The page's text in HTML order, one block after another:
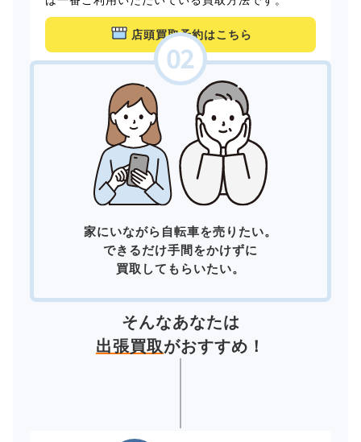
店頭買取予約はこちら
家にいながら自転車を売りたい。
できるだけ手間をかけずに
買取してもらいたい。
そんなあなたは
出張買取がおすすめ！